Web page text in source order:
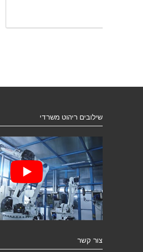
שילובים ריהוט משרדי
צור קשר